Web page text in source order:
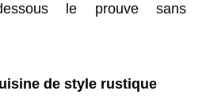
le prouve sans
de style rustique